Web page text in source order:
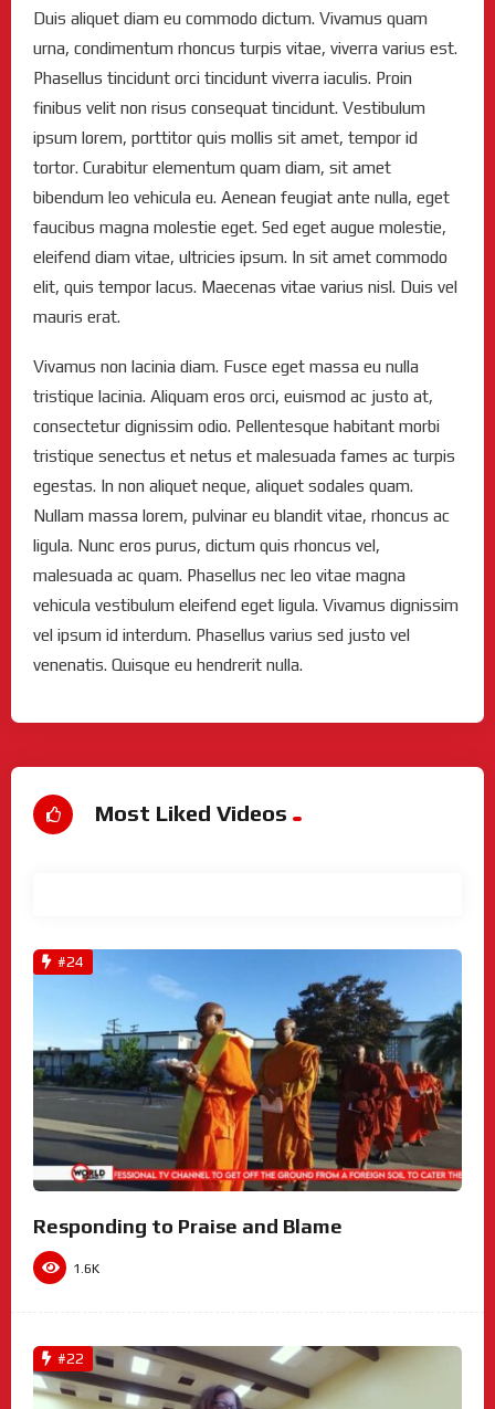
Duis aliquet diam eu commodo dictum. Vivamus quam
urna, condimentum rhoncus turpis vitae, viverra varius est.
Phasellus tincidunt orci tincidunt viverra iaculis. Proin
finibus velit non risus consequat tincidunt. Vestibulum
ipsum lorem, porttitor quis mollis sit amet, tempor id
tortor. Curabitur elementum quam diam, sit amet
bibendum leo vehicula eu. Aenean feugiat ante nulla, eget
faucibus magna molestie eget. Sed eget augue molestie,
eleifend diam vitae, ultricies ipsum. In sit amet commodo
elit, quis tempor lacus. Maecenas vitae varius nisl. Duis vel
mauris erat.
Vivamus non lacinia diam. Fusce eget massa eu nulla
tristique lacinia. Aliquam eros orci, euismod ac justo at,
consectetur dignissim odio. Pellentesque habitant morbi
tristique senectus et netus et malesuada fames ac turpis
egestas. In non aliquet neque, aliquet sodales quam.
Nullam massa lorem, pulvinar eu blandit vitae, rhoncus ac
ligula. Nunc eros purus, dictum quis rhoncus vel,
malesuada ac quam. Phasellus nec leo vitae magna
vehicula vestibulum eleifend eget ligula. Vivamus dignissim
vel ipsum id interdum. Phasellus varius sed justo vel
venenatis. Quisque eu hendrerit nulla.
Most Liked Videos
#24
Responding to Praise and Blame
1.6K
#22